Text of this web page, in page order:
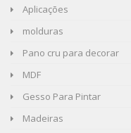
Aplicações
molduras
Pano cru para decorar
MDF
Gesso Para Pintar
Madeiras